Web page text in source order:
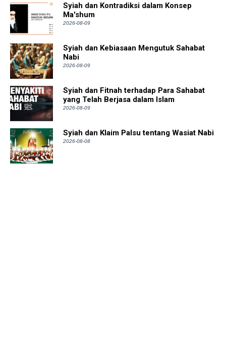
Syiah dan Kontradiksi dalam Konsep
Ma'shum
2026-08-09
Syiah dan Kebiasaan Mengutuk Sahabat
Nabi
2026-08-09
Syiah dan Fitnah terhadap Para Sahabat
yang Telah Berjasa dalam Islam
2026-08-09
Syiah dan Klaim Palsu tentang Wasiat Nabi
2026-08-08